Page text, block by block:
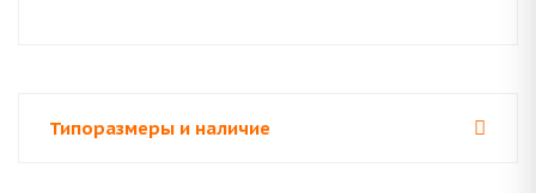
Типоразмеры и наличие